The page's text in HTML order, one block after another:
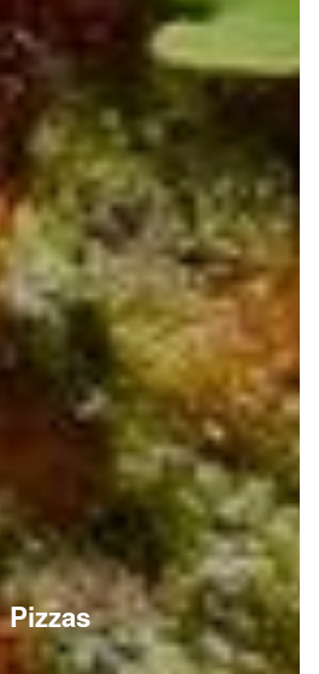
Pizzas